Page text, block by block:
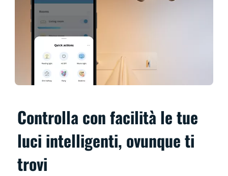
Controlla con facilità le tue
luci intelligenti, ovunque ti
trovi